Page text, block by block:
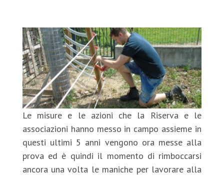
Le misure e le azioni che la Riserva e le
associazioni hanno messo in campo assieme in
questi ultimi 5 anni vengono ora messe alla
prova ed è quindi il momento di rimboccarsi
ancora una volta le maniche per lavorare alla